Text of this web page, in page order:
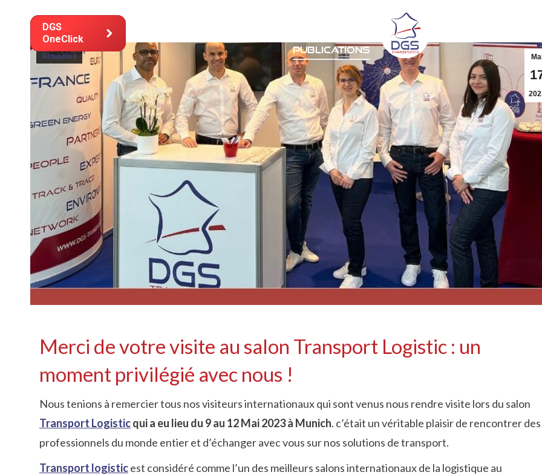
Publications
DGS
OneClick
Actualités
Merci de votre visite au salon Transport Logistic : un
moment privilégié avec nous !
Nous tenions à remercier tous nos visiteurs internationaux qui sont venus nous rendre visite lors du salon
Transport Logisticqui a eu lieu du 9 au 12 Mai 2023 à Munich. c’était un véritable plaisir de rencontrer des
professionnels du monde entier et d’échanger avec vous sur nos solutions de transport.
Transport logisticest considéré comme l’un des meilleurs salons internationaux de la logistique au